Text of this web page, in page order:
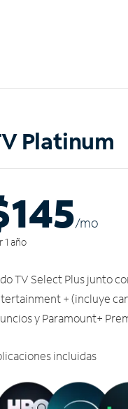
Platinum
/mo
1 año
TV Select Plus junto
+ (incluye
y Paramount+
incluidas